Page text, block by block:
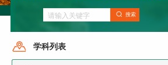
搜索
学科列表